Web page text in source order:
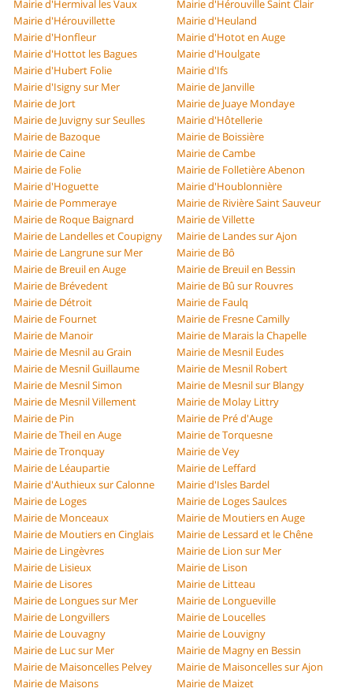
Mairie d'Hermival les Vaux
Mairie d'Hérouville Saint Clair
Mairie d'Hérouvillette
Mairie d'Heuland
Mairie d'Honfleur
Mairie d'Hotot en Auge
Mairie d'Hottot les Bagues
Mairie d'Houlgate
Mairie d'Hubert Folie
Mairie d'Ifs
Mairie d'Isigny sur Mer
Mairie de Janville
Mairie de Jort
Mairie de Juaye Mondaye
Mairie de Juvigny sur Seulles
Mairie d'Hôtellerie
Mairie de Bazoque
Mairie de Boissière
Mairie de Caine
Mairie de Cambe
Mairie de Folie
Mairie de Folletière Abenon
Mairie d'Hoguette
Mairie d'Houblonnière
Mairie de Pommeraye
Mairie de Rivière Saint Sauveur
Mairie de Roque Baignard
Mairie de Villette
Mairie de Landelles et Coupigny
Mairie de Landes sur Ajon
Mairie de Langrune sur Mer
Mairie de Bô
Mairie de Breuil en Auge
Mairie de Breuil en Bessin
Mairie de Brévedent
Mairie de Bû sur Rouvres
Mairie de Détroit
Mairie de Faulq
Mairie de Fournet
Mairie de Fresne Camilly
Mairie de Manoir
Mairie de Marais la Chapelle
Mairie de Mesnil au Grain
Mairie de Mesnil Eudes
Mairie de Mesnil Guillaume
Mairie de Mesnil Robert
Mairie de Mesnil Simon
Mairie de Mesnil sur Blangy
Mairie de Mesnil Villement
Mairie de Molay Littry
Mairie de Pin
Mairie de Pré d'Auge
Mairie de Theil en Auge
Mairie de Torquesne
Mairie de Tronquay
Mairie de Vey
Mairie de Léaupartie
Mairie de Leffard
Mairie d'Authieux sur Calonne
Mairie d'Isles Bardel
Mairie de Loges
Mairie de Loges Saulces
Mairie de Monceaux
Mairie de Moutiers en Auge
Mairie de Moutiers en Cinglais
Mairie de Lessard et le Chêne
Mairie de Lingèvres
Mairie de Lion sur Mer
Mairie de Lisieux
Mairie de Lison
Mairie de Lisores
Mairie de Litteau
Mairie de Longues sur Mer
Mairie de Longueville
Mairie de Longvillers
Mairie de Loucelles
Mairie de Louvagny
Mairie de Louvigny
Mairie de Luc sur Mer
Mairie de Magny en Bessin
Mairie de Maisoncelles Pelvey
Mairie de Maisoncelles sur Ajon
Mairie de Maisons
Mairie de Maizet